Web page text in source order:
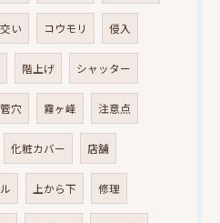
い コウモリ 侵入
階上げ シャッター
穴 霧ヶ峰 注意点
化粧カバー 店舗
上から下 修理